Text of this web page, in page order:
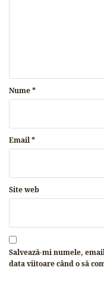
Nume*
Email*
Site web
Salvează-mi numele,
data viitoare când o să